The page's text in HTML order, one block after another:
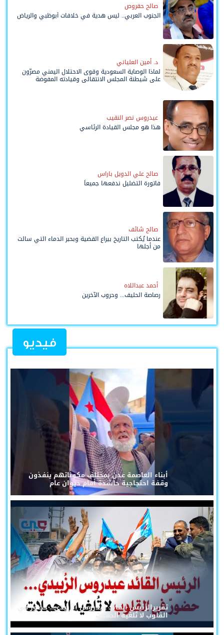
صالح حقروص
الجنوب العربي.. ليس هدية في خلافات أبوظبي والرياض
د. أمين العلياني
لماذا الوصاية السعودية وقوى الاحتلال اليمني مصرّون
على شيطنة المجلس الانتقالي وقيادته المفوضة
عيدروس نصر النقيب
هذا هو مجلس القيادة الرئاسي
صالح علي الدويل باراس
فاتورة التضليل ندفعها جميعاً
صالح شائف
عندما يُكتب التاريخ بيراع القضية وبحبر الدماء التي سالت
من أجلها
أحمد عبداللاه
رصاصة الحليف... وحروب الآخرين
فيديو
أبناء العاصمة عدن بمختلف مكوناتهم ينفذون
وقفة احتجاجية حاشدة أمام ديوان عام
تقريرالرئيس القائد عيدروس الزُبيدي... حضورٌ في
القلوب لا تُلغيه الحملات